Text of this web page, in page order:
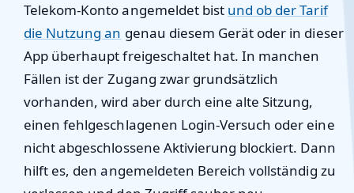
Telekom-Konto angemeldet bist und ob der Tarif
die Nutzung an genau diesem Gerät oder in dieser
App überhaupt freigeschaltet hat. In manchen
Fällen ist der Zugang zwar grundsätzlich
vorhanden, wird aber durch eine alte Sitzung,
einen fehlgeschlagenen Login-Versuch oder eine
nicht abgeschlossene Aktivierung blockiert. Dann
hilft es, den angemeldeten Bereich vollständig zu